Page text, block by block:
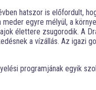
hatszor is előfordult,
egyre mélyül, a
élettere zsugorodik. A
a vízállás. Az igazi
programjának egyik